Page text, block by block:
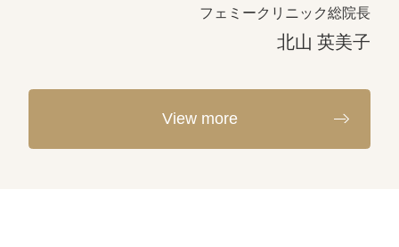
フェミークリニック総院長
北山 英美子
View more